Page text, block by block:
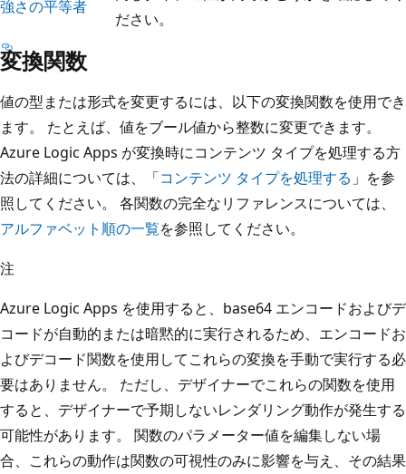
強さの平等者
ださい。
変換関数
値の型または形式を変更するには、以下の変換関数を使用でき
ます。 たとえば、値をブール値から整数に変更できます。
Azure Logic Apps が変換時にコンテンツ タイプを処理する方
法の詳細については、「コンテンツ タイプを処理する 」を参
照してください。 各関数の完全なリファレンスについては、
アルファベット順の一覧を参照してください。
注
Azure Logic Apps を使用すると、base64 エンコードおよびデ
コードが自動的または暗黙的に実行されるため、エンコードお
よびデコード関数を使用してこれらの変換を手動で実行する必
要はありません。 ただし、デザイナーでこれらの関数を使用
すると、デザイナーで予期しないレンダリング動作が発生する
可能性があります。 関数のパラメーター値を編集しない場
合、これらの動作は関数の可視性のみに影響を与え、その結果